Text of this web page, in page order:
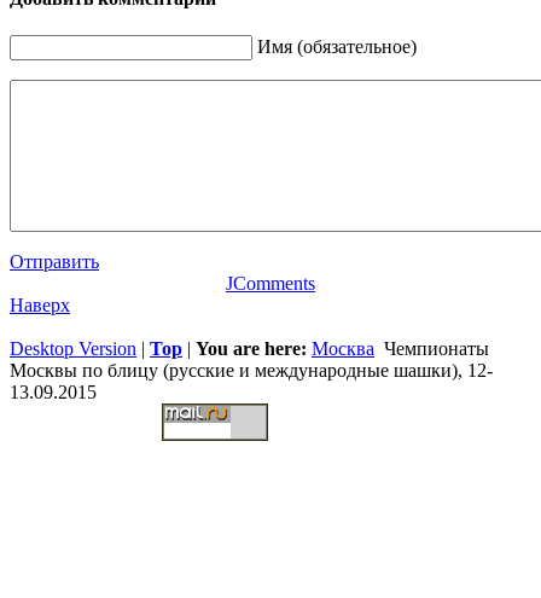
Имя (обязательное)
Отправить
JComments
Наверх
Desktop Version | Top | You are here: Москва Чемпионаты
Москвы по блицу (русские и международные шашки), 12-
13.09.2015